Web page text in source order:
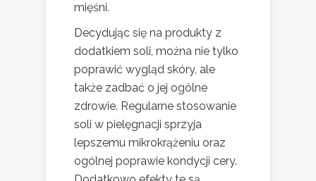
mięśni.
Decydując się na produkty z
dodatkiem soli, można nie tylko
poprawić wygląd skóry, ale
także zadbać o jej ogólne
zdrowie. Regularne stosowanie
soli w pielęgnacji sprzyja
lepszemu mikrokrążeniu oraz
ogólnej poprawie kondycji cery.